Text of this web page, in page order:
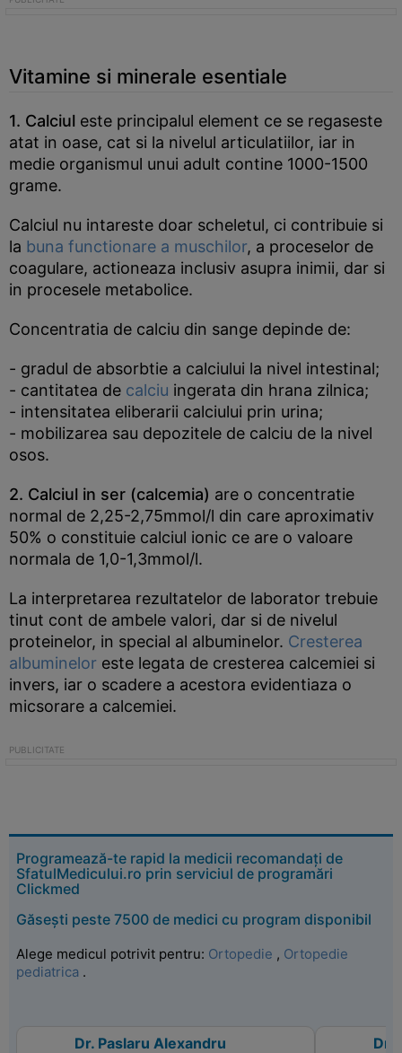
Vitamine si minerale esentiale
1. Calciul este principalul element ce se regaseste
atat in oase, cat si la nivelul articulatiilor, iar in
medie organismul unui adult contine 1000-1500
grame.
Calciul nu intareste doar scheletul, ci contribuie si
la buna functionare a muschilor, a proceselor de
coagulare, actioneaza inclusiv asupra inimii, dar si
in procesele metabolice.
Concentratia de calciu din sange depinde de:
- gradul de absorbtie a calciului la nivel intestinal;
- cantitatea de calciu ingerata din hrana zilnica;
- intensitatea eliberarii calciului prin urina;
- mobilizarea sau depozitele de calciu de la nivel
osos.
2. Calciul in ser (calcemia) are o concentratie
normal de 2,25-2,75mmol/l din care aproximativ
50% o constituie calciul ionic ce are o valoare
normala de 1,0-1,3mmol/l.
La interpretarea rezultatelor de laborator trebuie
tinut cont de ambele valori, dar si de nivelul
proteinelor, in special al albuminelor. Cresterea
albuminelor este legata de cresterea calcemiei si
invers, iar o scadere a acestora evidentiaza o
micsorare a calcemiei.
Programează-te rapid la medicii recomandați de
SfatulMedicului.ro prin serviciul de programări
Clickmed
Găsești peste 7500 de medici cu program disponibil
Alege medicul potrivit pentru: Ortopedie , Ortopedie
pediatrica .
Dr. Paslaru Alexandru Dr.